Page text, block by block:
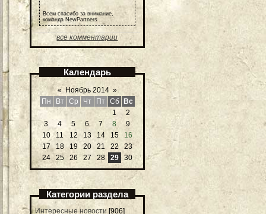
Всем спасибо за внимание,
команда NewPartners
все комментарии
Календарь
« Ноябрь 2014 »
Пн
Вт Ср Чт Пт Сб
Вс
1
2
3
4 5 6 7 8
9
10
11 12 13 14 15
16
17
18 19 20 21 22
23
24
25 26 27 28 29 30
Категории раздела
Интересные новости [906]